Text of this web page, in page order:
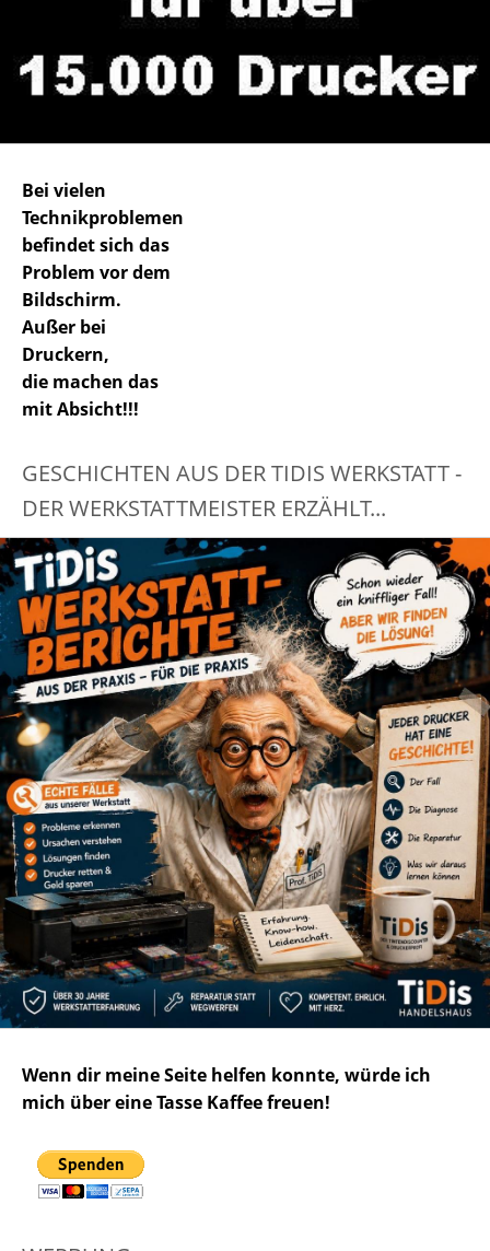
Bei vielen
Technikproblemen
befindet sich das
Problem vor dem
Bildschirm.
Außer bei
Druckern,
die machen das
mit Absicht!!!
GESCHICHTEN AUS DER TIDIS WERKSTATT -
DER WERKSTATTMEISTER ERZÄHLT...
Wenn dir meine Seite helfen konnte, würde ich
mich über eine Tasse Kaffee freuen!